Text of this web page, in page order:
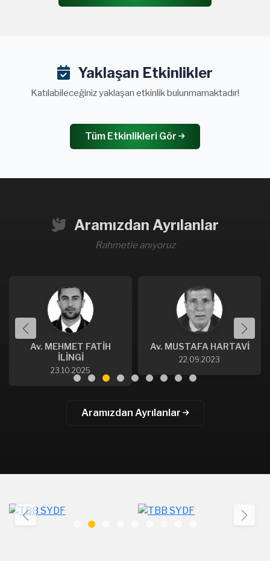
Yaklaşan Etkinlikler
Katılabileceğiniz yaklaşan etkinlik bulunmamaktadır!
Tüm Etkinlikleri Gör
Aramızdan Ayrılanlar
Rahmetle anıyoruz
Av. MEHMET FATİH
İLİNGİ
23.10.2025
Av. MUSTAFA HARTAVİ
22.09.2023
Aramızdan Ayrılanlar